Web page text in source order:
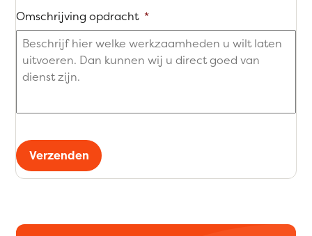
Omschrijving opdracht *
Verzenden